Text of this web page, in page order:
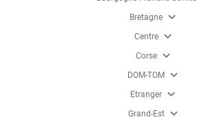
Bretagne expand_more
Centre expand_more
Corse expand_more
DOM-TOM expand_more
Etranger expand_more
Grand-Est expand_more